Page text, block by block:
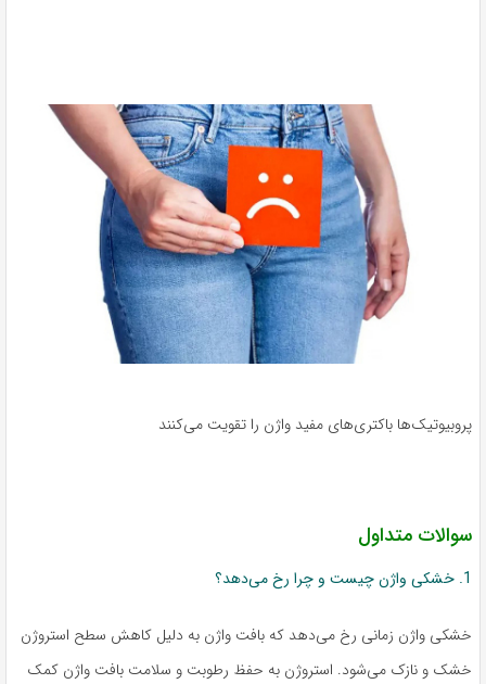
پروبیوتیک‌ها باکتری‌های مفید واژن را تقویت می‌کنند
سوالات متداول
1. خشکی واژن چیست و چرا رخ می‌دهد؟
خشکی واژن زمانی رخ می‌دهد که بافت واژن به دلیل کاهش سطح استروژن
خشک و نازک می‌شود. استروژن به حفظ رطوبت و سلامت بافت واژن کمک